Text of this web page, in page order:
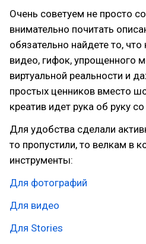
Очень советуем не просто
внимательно почитать
обязательно найдете то,
видео, гифок, упрощенного
виртуальной реальности и
простых ценников вместо
креатив идет рука об руку
Для удобства сделали
то пропустили, то велкам в
инструменты:
Для фотографий
Для видео
Для Stories